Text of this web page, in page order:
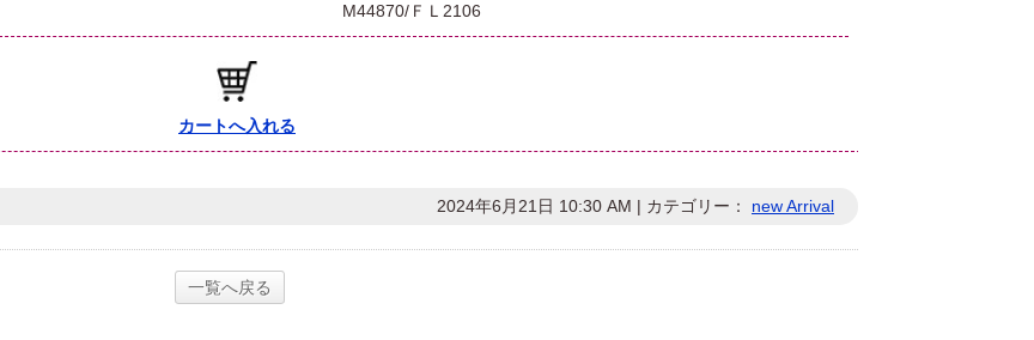
M44870/ＦＬ2106
カートへ入れる
2024年6月21日 10:30 AM | カテゴリー： new Arrival
一覧へ戻る